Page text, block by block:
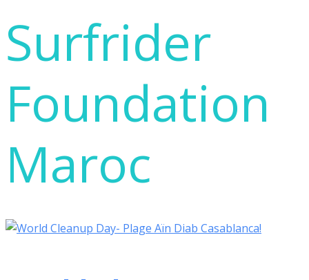
Surfrider
Foundation
Maroc